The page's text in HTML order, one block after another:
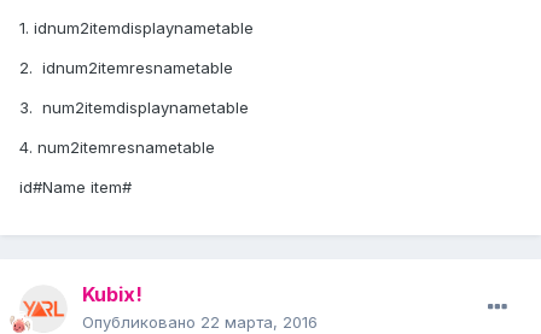
1. idnum2itemdisplaynametable
2. idnum2itemresnametable
3. num2itemdisplaynametable
4. num2itemresnametable
id#Name item#
Kubix!
Опубликовано 22 марта, 2016